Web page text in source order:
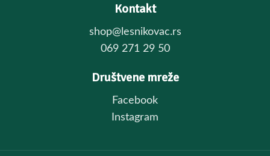
Kontakt
shop@lesnikovac.rs
069 271 29 50
Društvene mreže
Facebook
Instagram